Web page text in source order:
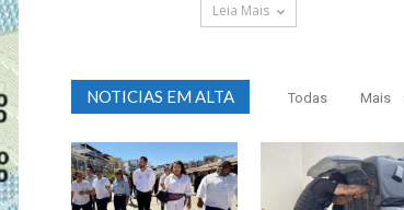
Leia Mais
NOTICIAS EM ALTA Todas Mais